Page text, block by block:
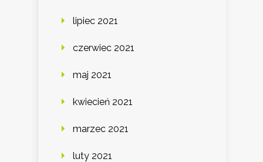
lipiec 2021
czerwiec 2021
maj 2021
kwiecień 2021
marzec 2021
luty 2021